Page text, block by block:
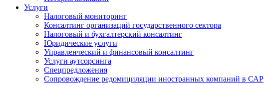
Услуги
Налоговый мониторинг
Консалтинг организаций государственного сектора
Налоговый и бухгалтерский консалтинг
Юридические услуги
Управленческий и финансовый консалтинг
Услуги аутсорсинга
Спецпредложения
Сопровождение редомициляции иностранных компаний в САР